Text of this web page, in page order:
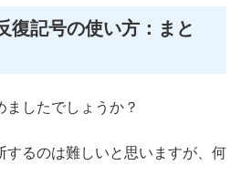
復記号の使い方：まと
ましたでしょうか？
するのは難しいと思いますが、何